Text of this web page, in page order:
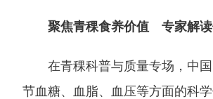
聚焦青稞食养价值 专家解读
在青稞科普与质量专场，中国
节血糖、血脂、血压等方面的科